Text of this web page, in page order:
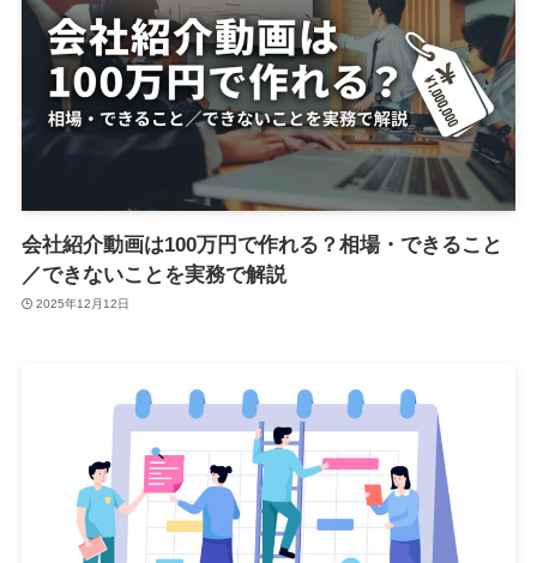
会社紹介動画は100万円で作れる？相場・できること
／できないことを実務で解説
2025年12月12日